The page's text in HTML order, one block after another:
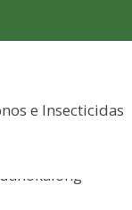
e Insecticidas